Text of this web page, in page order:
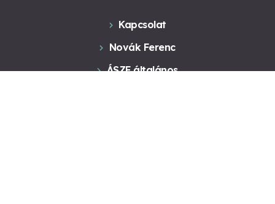
Kapcsolat
Novák Ferenc
ÁSZF általános